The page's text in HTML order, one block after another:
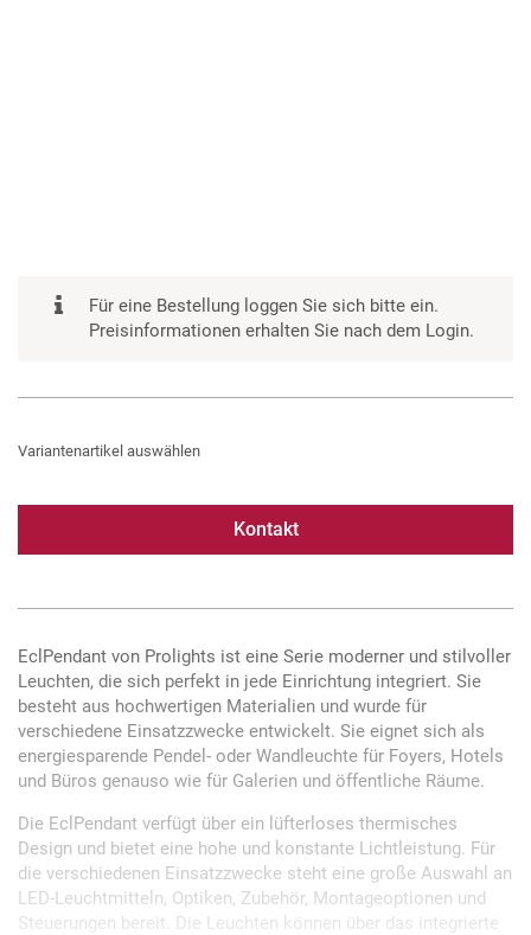
Für eine Bestellung loggen Sie sich bitte ein.
Preisinformationen erhalten Sie nach dem Login.
Variantenartikel auswählen
Kontakt
EclPendant von Prolights ist eine Serie moderner und stilvoller
Leuchten, die sich perfekt in jede Einrichtung integriert. Sie
besteht aus hochwertigen Materialien und wurde für
verschiedene Einsatzzwecke entwickelt. Sie eignet sich als
energiesparende Pendel- oder Wandleuchte für Foyers, Hotels
und Büros genauso wie für Galerien und öffentliche Räume.
Die EclPendant verfügt über ein lüfterloses thermisches
Design und bietet eine hohe und konstante Lichtleistung. Für
die verschiedenen Einsatzzwecke steht eine große Auswahl an
LED-Leuchtmitteln, Optiken, Zubehör, Montageoptionen und
Steuerungen bereit. Die Leuchten können über das integrierte